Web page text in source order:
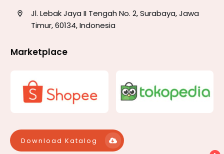
Jl. Lebak Jaya II Tengah No. 2, Surabaya, Jawa
Timur, 60134, Indonesia
Marketplace
Download Katalog